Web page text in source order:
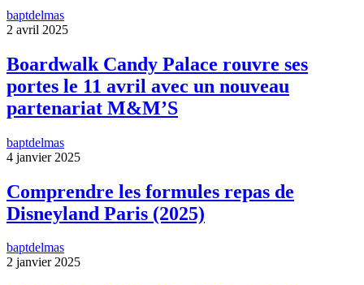
baptdelmas
2 avril 2025
Boardwalk Candy Palace rouvre ses
portes le 11 avril avec un nouveau
partenariat M&M’S
baptdelmas
4 janvier 2025
Comprendre les formules repas de
Disneyland Paris (2025)
baptdelmas
2 janvier 2025